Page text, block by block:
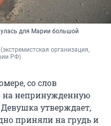
для Марии большой
организация,
РФ)
со слов
на непринужденную
утверждает,
приняли на грудь и